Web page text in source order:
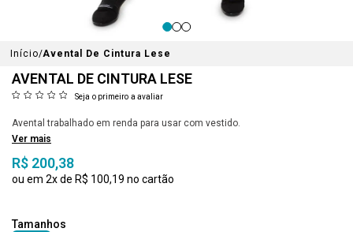
Início Avental De Cintura Lese
AVENTAL DE CINTURA LESE
Seja o primeiro a avaliar
Avental trabalhado em renda para usar com vestido.
Ver mais
R$ 200,38
2x R$ 100,19